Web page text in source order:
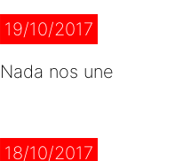
19/10/2017
Nada nos une
18/10/2017